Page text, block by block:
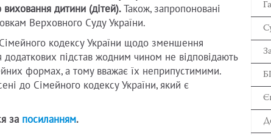
виховання дитини (дітей). Також, запропоновані
Верховного Суду України.
кодексу України щодо зменшення
додаткових підстав жодним чином не відповідають
формах, а тому вважає їх неприпустимими.
до Сімейного кодексу України, який є
за посиланням.